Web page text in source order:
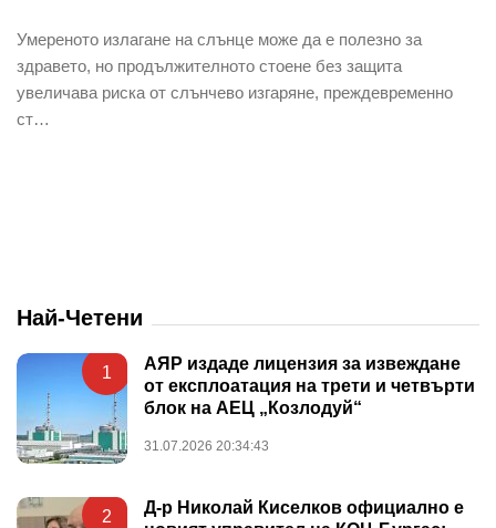
Умереното излагане на слънце може да е полезно за
здравето, но продължителното стоене без защита
увеличава риска от слънчево изгаряне, преждевременно
ст…
Най-Четени
1
АЯР издаде лицензия за извеждане
от експлоатация на трети и четвърти
блок на АЕЦ „Козлодуй“
31.07.2026 20:34:43
2
Д-р Николай Киселков официално е